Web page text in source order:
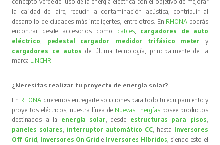
concepto verde del uso de la energía eléctrica con el objetivo de mejorar
la calidad del aire, reducir la contaminación acústica, contribuir al
desarrollo de ciudades más inteligentes, entre otros. En RHONA podrás
encontrar desde accesorios como cables, cargadores de auto
eléctrico, pedestal cargador, medidor trifásico meter
y
cargadores de autos de última tecnología, principalmente de la
marca LINCHR.
¿Necesitas realizar tu proyecto de energía solar?
En RHONA queremos entregarte soluciones para todo tu equipamiento y
proyectos eléctricos, nuestra línea de Nuevas Energíasposee productos
destinados a la energía solar, desde estructuras para pisos,
paneles solares, interruptor automático CC, hasta Inversores
Off Grid, Inversores On Grid e Inversores Híbridos, siendo esto el